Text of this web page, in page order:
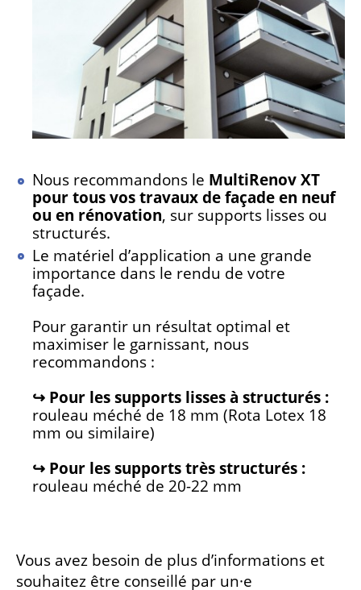
Nous recommandons le MultiRenov XT
pour tous vos travaux de façade en neuf
ou en rénovation, sur supports lisses ou
structurés.
Le matériel d’application a une grande
importance dans le rendu de votre
façade.
Pour garantir un résultat optimal et
maximiser le garnissant, nous
recommandons :
↪ Pour les supports lisses à structurés :
rouleau méché de 18 mm (Rota Lotex 18
mm ou similaire)
↪ Pour les supports très structurés :
rouleau méché de 20-22 mm
Vous avez besoin de plus d’informations et
souhaitez être conseillé par un·e